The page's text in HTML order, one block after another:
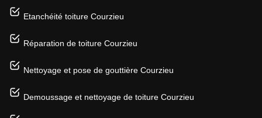
Etanchéité toiture Courzieu
Réparation de toiture Courzieu
Nettoyage et pose de gouttière Courzieu
Demoussage et nettoyage de toiture Courzieu